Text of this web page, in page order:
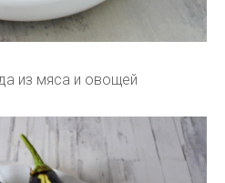
из мяса и овощей